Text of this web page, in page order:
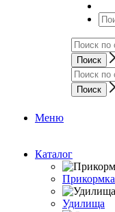
Меню
Каталог
Прикормка
Удилища